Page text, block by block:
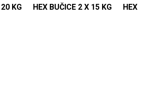
KG HEX BUČICE 2 X 15 KG HEX